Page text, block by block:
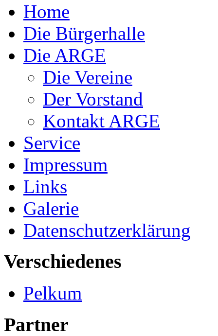
Home
Die Bürgerhalle
Die ARGE
Die Vereine
Der Vorstand
Kontakt ARGE
Service
Impressum
Links
Galerie
Datenschutzerklärung
Verschiedenes
Pelkum
Partner